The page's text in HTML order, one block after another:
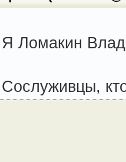
Я Ломакин
Сослуживцы,